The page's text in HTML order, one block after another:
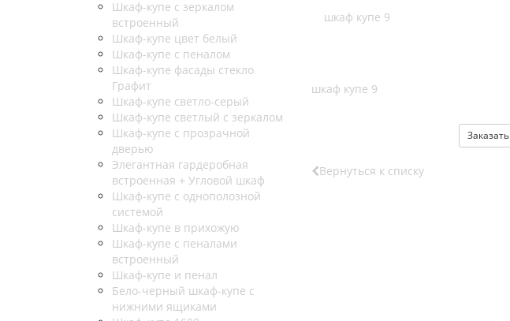
Шкаф-купе с зеркалом
встроенный
Шкаф-купе цвет белый
Шкаф-купе с пеналом
Шкаф-купе фасады стекло
Графит
Шкаф-купе светло-серый
Шкаф-купе светлый с зеркалом
Шкаф-купе с прозрачной
дверью
Элегантная гардеробная
встроенная + Угловой шкаф
Шкаф-купе с однополозной
системой
Шкаф-купе в прихожую
Шкаф-купе с пеналами
встроенный
Шкаф-купе и пенал
Бело-черный шкаф-купе с
нижними ящиками
шкаф купе 9
Заказать
Вернуться к списку